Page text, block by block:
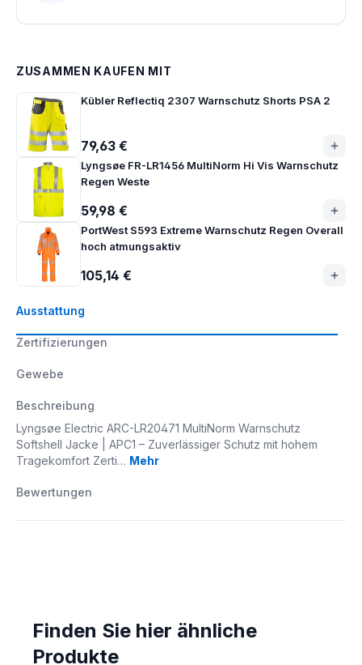
Ausstattung
Zertifizierungen
Gewebe
Beschreibung
Lyngsøe Electric ARC-LR20471 MultiNorm Warnschutz
Softshell Jacke | APC1 – Zuverlässiger Schutz mit hohem
Tragekomfort Zerti… Mehr
Bewertungen
ZUSAMMEN KAUFEN MIT
Kübler Reflectiq 2307 Warnschutz Shorts PSA 2
79,63 €
Lyngsøe FR-LR1456 MultiNorm Hi Vis Warnschutz
Regen Weste
59,98 €
PortWest S593 Extreme Warnschutz Regen Overall
hoch atmungsaktiv
105,14 €
Finden Sie hier ähnliche
Produkte